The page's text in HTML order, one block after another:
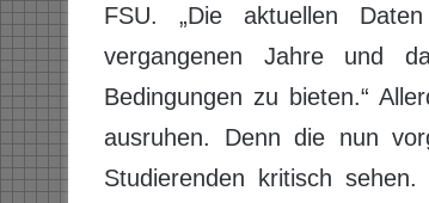
FSU. „Die aktuellen
vergangenen Jahre und
Bedingungen zu bieten.“
ausruhen. Denn die nun
Studierenden kritisch